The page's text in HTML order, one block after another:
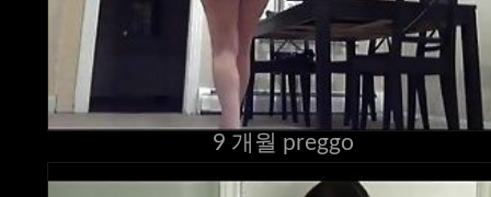
9 개월 preggo